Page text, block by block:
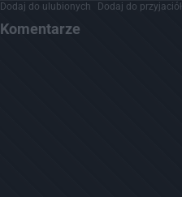
Dodaj do ulubionych Dodaj do przyjaciół
Komentarze